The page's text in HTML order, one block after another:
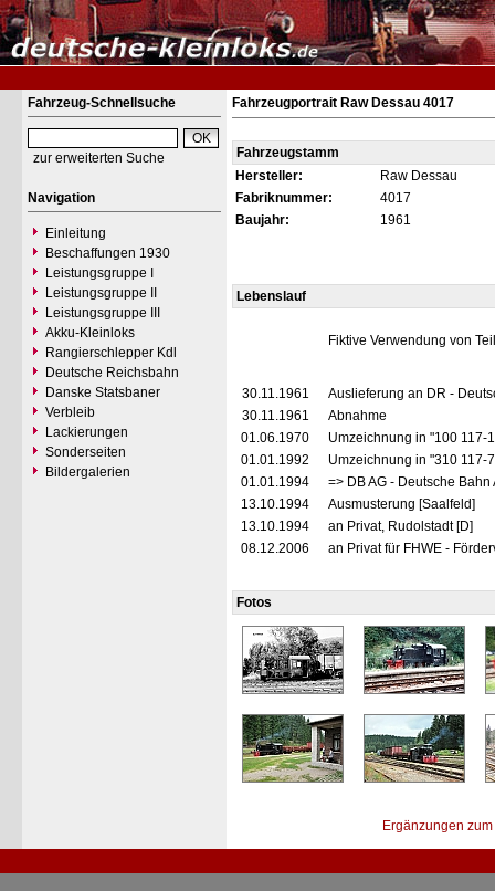
Fahrzeug-Schnellsuche
zur erweiterten Suche
Navigation
Einleitung
Beschaffungen 1930
Leistungsgruppe I
Leistungsgruppe II
Leistungsgruppe III
Akku-Kleinloks
Rangierschlepper Kdl
Deutsche Reichsbahn
Danske Statsbaner
Verbleib
Lackierungen
Sonderseiten
Bildergalerien
Fahrzeugportrait Raw Dessau 4017
Fahrzeugstamm
Hersteller:
Raw Dessau
Fabriknummer:
4017
Baujahr:
1961
Lebenslauf
Fiktive Verwendung von
30.11.1961
Auslieferung an DR -
30.11.1961
Abnahme
01.06.1970
Umzeichnung in "100 117-
01.01.1992
Umzeichnung in "310 117-
01.01.1994
=> DB AG - Deutsche
13.10.1994
Ausmusterung [Saalfeld]
13.10.1994
an Privat, Rudolstadt [D]
08.12.2006
an Privat für FHWE -
Fotos
Ergänzungen